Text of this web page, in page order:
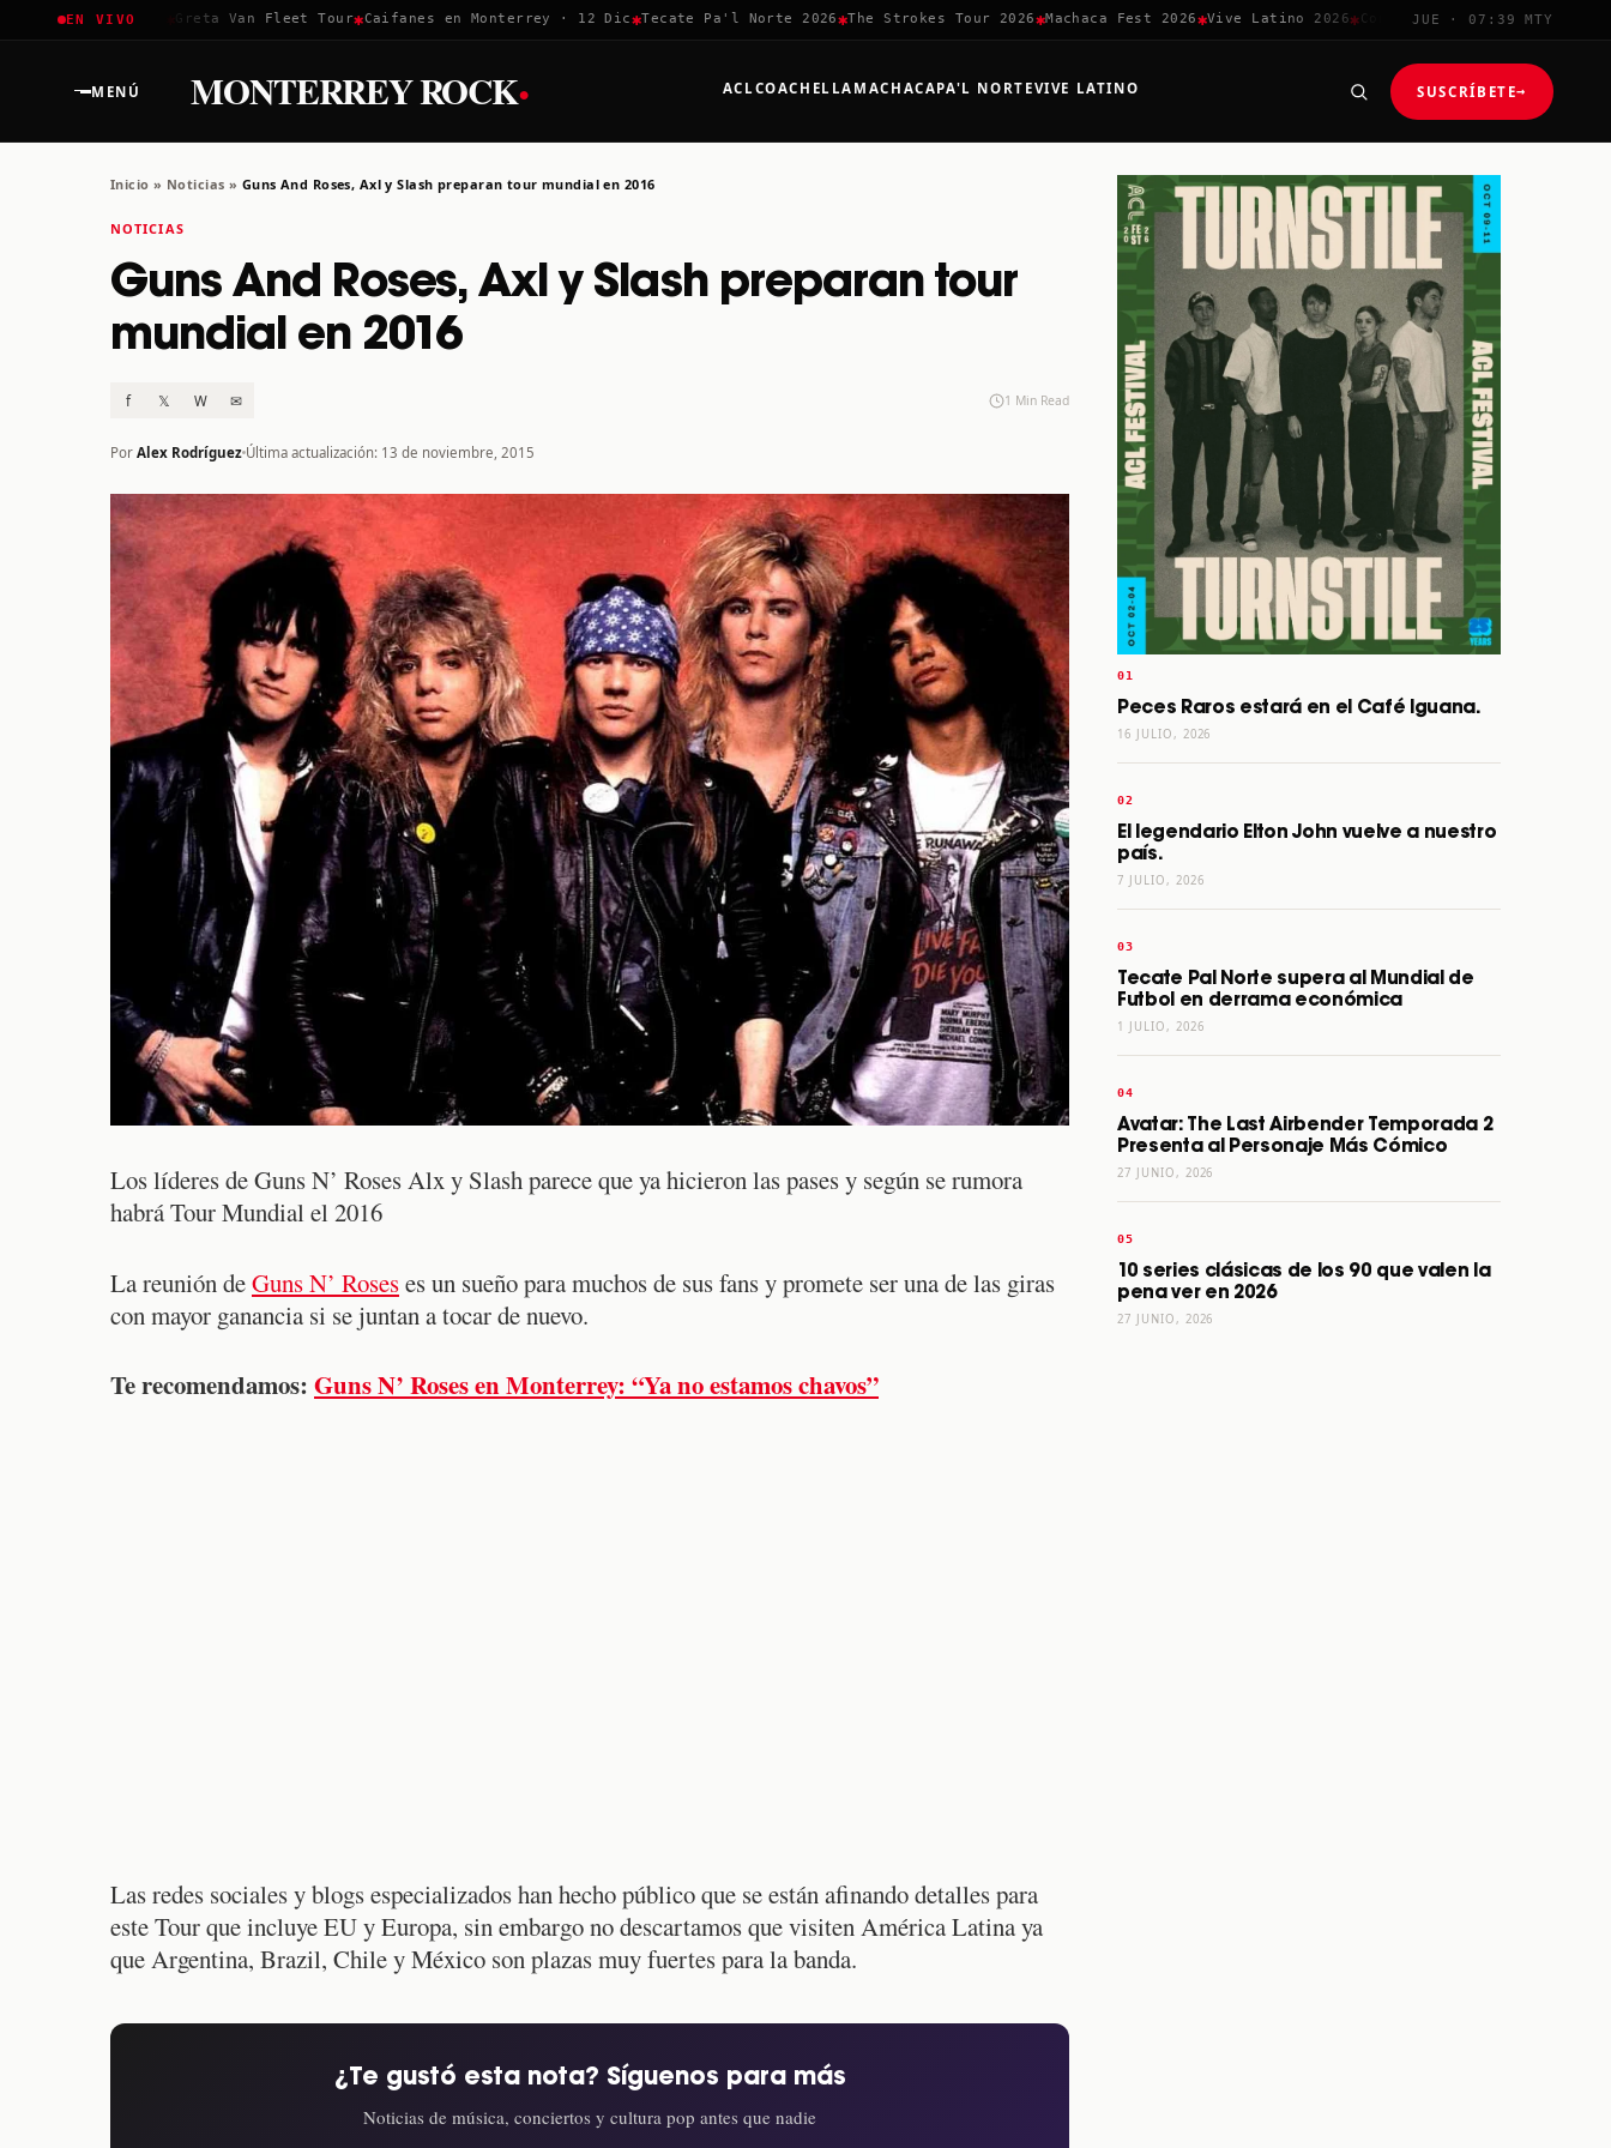
EN VIVO
Coachella 2026 Greta Van Fleet Tour✱Caifanes en Monterrey · 12 Dic✱Tecate Pa'l Norte 2026✱The Strokes Tour 2026✱Machaca Fest 2026✱Vive Latino 2026✱Corona Capital ✱Coachella 2026
JUE · 07:39 MTY
MENÚ MONTERREY ROCK· ACLCOACHELLA MACHACAPA'L NORTEVIVE LATINO SUSCRÍBETE→
Inicio » Noticias » Guns And Roses, Axl y Slash preparan tour mundial en 2016
NOTICIAS
Guns And Roses, Axl y Slash preparan tour
mundial en 2016
f 𝕏 W ✉ 1 Min Read
Por Alex Rodríguez Última actualización: 13 de noviembre, 2015
Los líderes de Guns N’ Roses Alx y Slash parece que ya hicieron las pases y según se rumora
habrá Tour Mundial el 2016
La reunión deGuns N’ Roseses un sueño para muchos de sus fans y promete ser una de las giras
con mayor ganancia si se juntan a tocar de nuevo.
Te recomendamos: Guns N’ Roses en Monterrey: “Ya no estamos chavos”
Las redes sociales y blogs especializados han hecho público que se están afinando detalles para
este Tour que incluye EU y Europa, sin embargo no descartamos que visiten América Latina ya
que Argentina, Brazil, Chile y México son plazas muy fuertes para la banda.
¿Te gustó esta nota? Síguenos para más
Noticias de música, conciertos y cultura pop antes que nadie
Peces Raros estará en el Café Iguana.
16 JULIO, 2026
El legendario Elton John vuelve a nuestro
país.
7 JULIO, 2026
Tecate Pal Norte supera al Mundial de
Futbol en derrama económica
1 JULIO, 2026
Avatar: The Last Airbender Temporada 2
Presenta al Personaje Más Cómico
27 JUNIO, 2026
10 series clásicas de los 90 que valen la
pena ver en 2026
27 JUNIO, 2026